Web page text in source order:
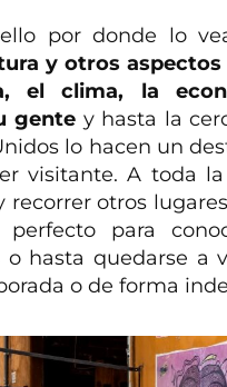
por donde lo
y otros aspectos
el clima, la
gentey hasta la
lo hacen un
visitante. A toda
recorrer otros
perfecto para
o hasta quedarse a
o de forma